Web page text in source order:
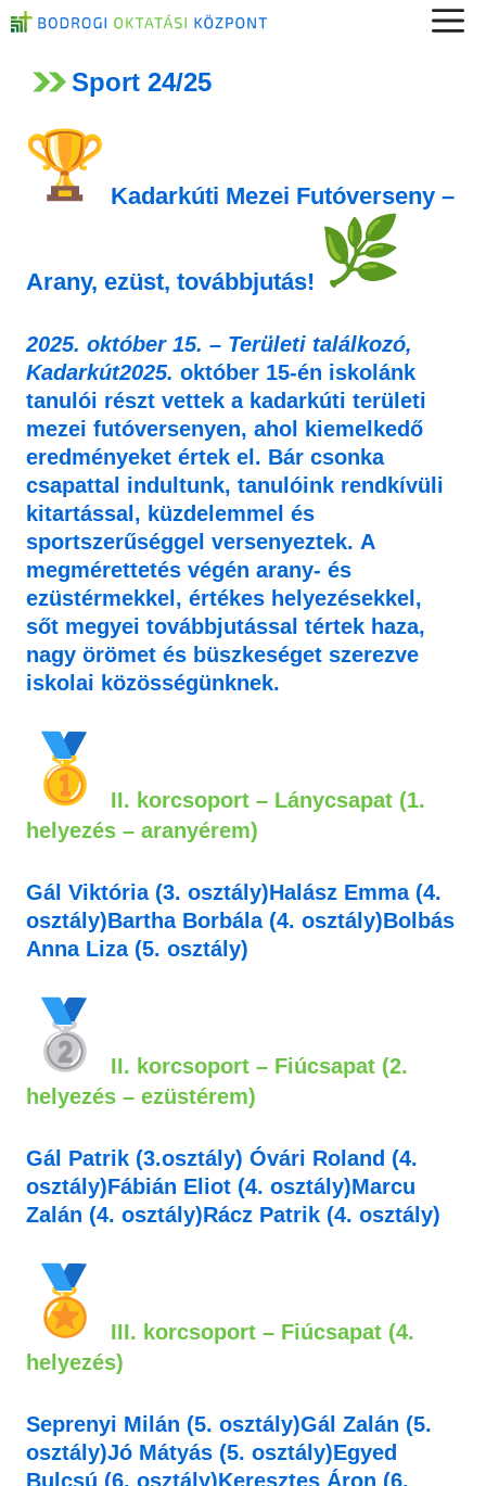
Kilépés
tartalombaSport 24/25
Kadarkúti Mezei Futóverseny –
Arany, ezüst, továbbjutás!
2025. október 15. – Területi találkozó,
Kadarkút2025. október 15-én iskolánk
tanulói részt vettek a kadarkúti területi
mezei futóversenyen, ahol kiemelkedő
eredményeket értek el. Bár csonka
csapattal indultunk, tanulóink rendkívüli
kitartással, küzdelemmel és
sportszerűséggel versenyeztek. A
megmérettetés végén arany- és
ezüstérmekkel, értékes helyezésekkel,
sőt megyei továbbjutással tértek haza,
nagy örömet és büszkeséget szerezve
iskolai közösségünknek.
II. korcsoport – Lánycsapat (1.
helyezés – aranyérem)
Gál Viktória(3. osztály)Halász Emma(4.
osztály)Bartha Borbála(4. osztály)Bolbás
Anna Liza(5. osztály)
II. korcsoport – Fiúcsapat (2.
helyezés – ezüstérem)
Gál Patrik (3.osztály) Óvári Roland (4.
osztály)Fábián Eliot (4. osztály)Marcu
Zalán (4. osztály)Rácz Patrik (4. osztály)
III. korcsoport – Fiúcsapat (4.
helyezés)
Seprenyi Milán (5. osztály)Gál Zalán (5.
osztály)Jó Mátyás (5. osztály)Egyed
Bulcsú (6. osztály)Keresztes Áron (6.